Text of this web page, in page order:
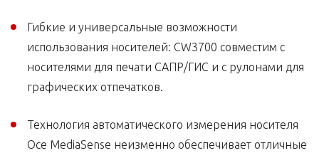
Гибкие и универсальные возможности
использования носителей: CW3700 совместим с
носителями для печати САПР/ГИС и с рулонами для
графических отпечатков.
Технология автоматического измерения носителя
Oce MediaSense неизменно обеспечивает отличные